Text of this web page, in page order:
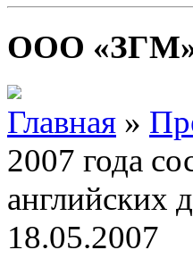
ООО «ЗГМ»
Главная »
2007 года
английских
18.05.2007